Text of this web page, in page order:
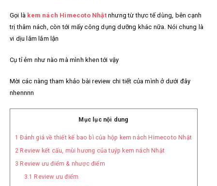
Gọi là kem nách Himecoto Nhậtnhưngtừ thực tế dùng, bên cạnh
trị thâm nách, còn tới mấy công dụng dưỡng khác nữa. Nói chung là
vi dịu lắm lắm lận
Cụ tỉ ẻm như nào mà mình khen tới vậy
Mời các nàng tham khảo bài review chi tiết của mình ở dưới đây
nhennnn
Mục lục nội dung
1 Đánh giá về thiết kế bao bì của hộp kem nách Himecoto Nhật
2 Review kết cấu, mùi hương của tuýp kem nách Nhật
3 Review ưu điểm & nhược điểm
3.1 Review ưu điểm